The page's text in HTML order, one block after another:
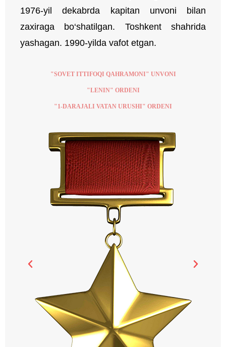
1976-yil dekabrda kapitan unvoni bilan
zaxiraga bo‘shatilgan. Toshkent shahrida
yashagan. 1990-yilda vafot etgan.
"SOVET ITTIFOQI QAHRAMONI" UNVONI
"LENIN" ORDENI
"1-DARAJALI VATAN URUSHI" ORDENI